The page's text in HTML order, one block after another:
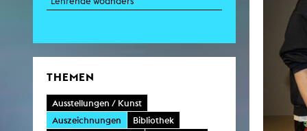
THEMEN
Ausstellungen / Kunst
Auszeichnungen
Bibliothek